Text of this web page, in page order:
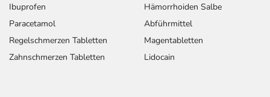
Ibuprofen
Paracetamol
Regelschmerzen Tabletten
Zahnschmerzen Tabletten
Hämorrhoiden Salbe
Abführmittel
Magentabletten
Lidocain